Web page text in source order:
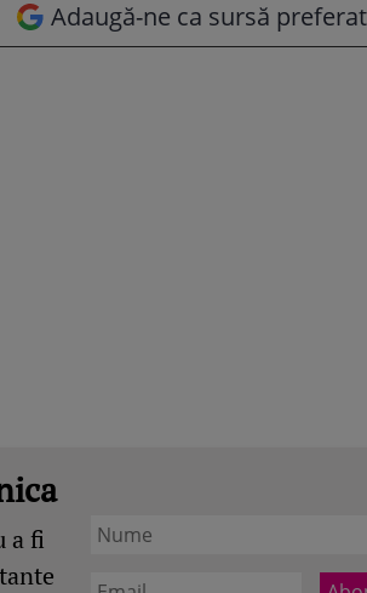
Adaugă-ne ca sursă
a fi